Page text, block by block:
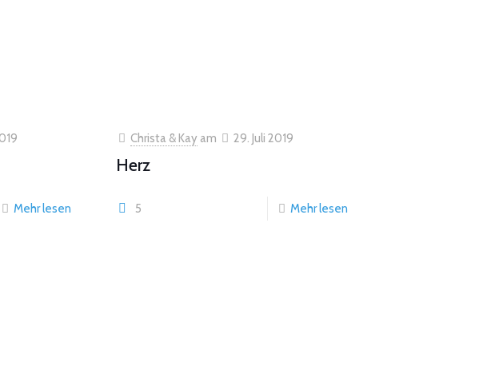
Mehr lesen
Christa & Kay am 29. Juli 2019
Herz
5 Mehr lesen